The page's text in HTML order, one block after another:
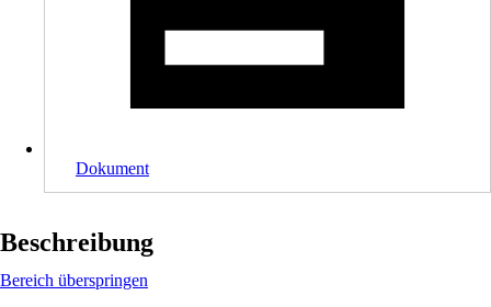
Dokument
Beschreibung
Bereich überspringen